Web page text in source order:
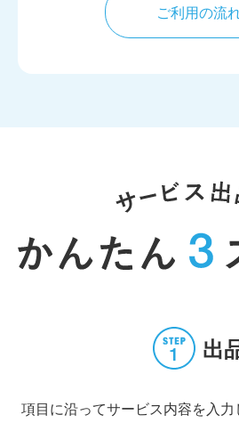
ご利用の流
出
項目に沿ってサービス内容を入